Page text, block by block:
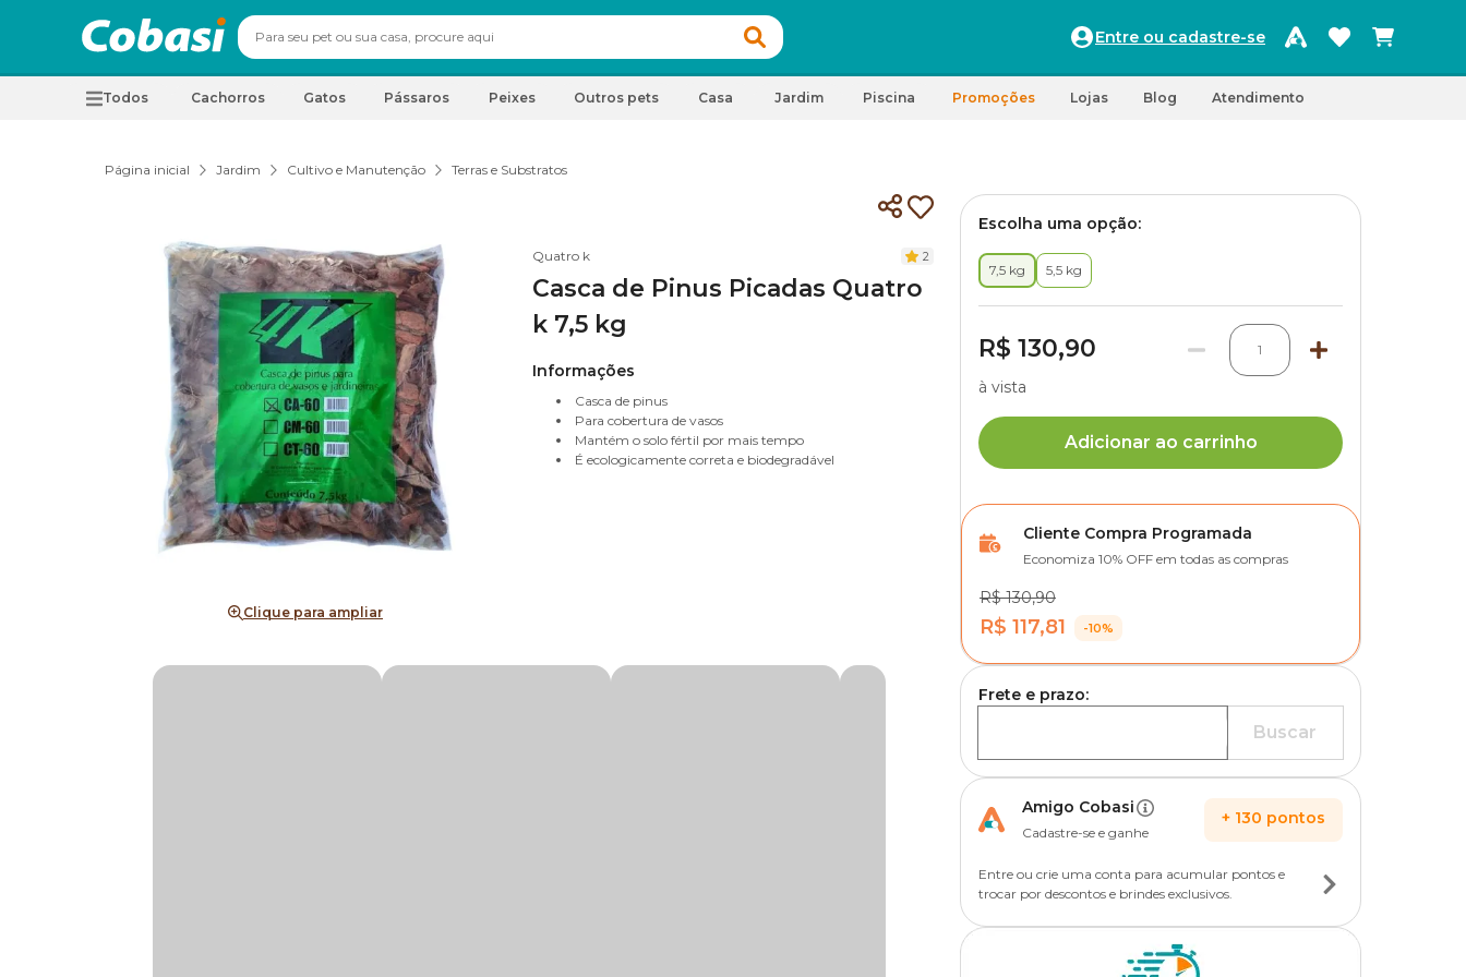
Entre ou cadastre-se
Todos Cachorros Gatos Pássaros Peixes Outros pets Casa Jardim Piscina Promoções Lojas Blog Atendimento
Página inicial Jardim Cultivo e Manutenção Terras e Substratos
Clique para ampliar
Quatro k 2
Casca de Pinus Picadas Quatro
k 7,5 kg
Informações
Casca de pinus
Para cobertura de vasos
Mantém o solo fértil por mais tempo
É ecologicamente correta e biodegradável
Escolha uma opção:
7,5 kg 5,5 kg
R$ 130,90 1
à vista
Adicionar ao carrinho
Cliente Compra Programada
Economiza 10% OFF em todas as compras
R$ 130,90
R$ 117,81 -10%
Frete e prazo:
Buscar
Amigo Cobasi
Cadastre-se e ganhe
+ 130 pontos
Entre ou crie uma conta para acumular pontos e
trocar por descontos e brindes exclusivos.